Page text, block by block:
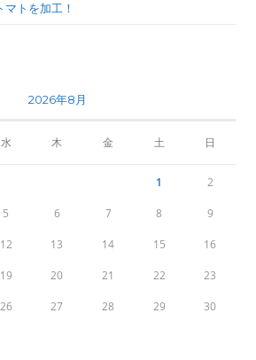
トを加工！
2026年8月
水 木 金 土 日
1 2
5 6 7 8 9
12 13 14 15 16
19 20 21 22 23
26 27 28 29 30